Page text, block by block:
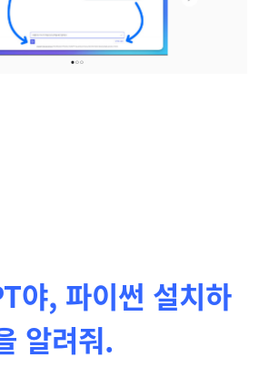
야, 파이썬 설치하
알려줘.